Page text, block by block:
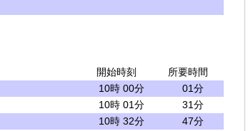
開始時刻
所要時間
10時 00分
01分
10時 01分
31分
10時 32分
47分